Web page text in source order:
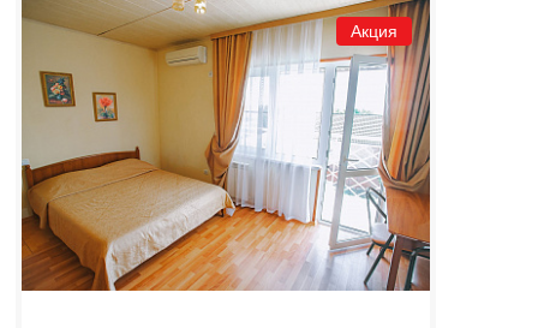
Акция